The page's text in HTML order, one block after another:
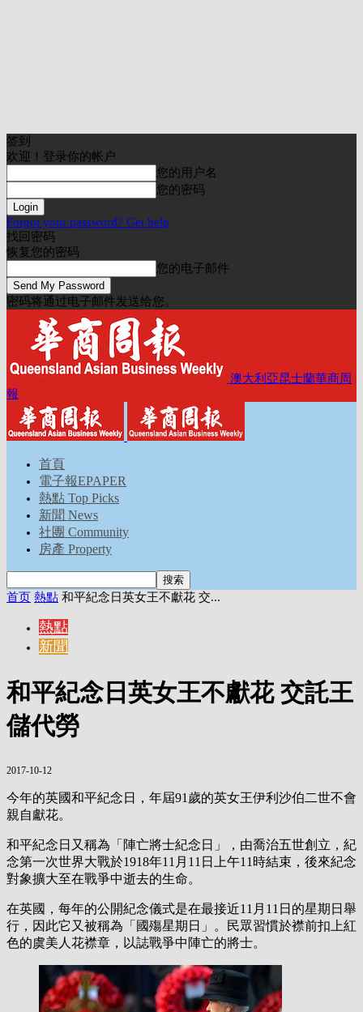
签到
欢迎！登录你的帐户
您的用户名
您的密码
Forgot your password? Get help
找回密码
恢复您的密码
您的电子邮件
密码将通过电子邮件发送给您。
澳大利亞昆士蘭華商周
報
首頁
電子報EPAPER
熱點 Top Picks
新聞 News
社團 Community
房產 Property
首页 熱點 和平紀念日英女王不獻花 交...
熱點
新聞
和平紀念日英女王不獻花 交託王
儲代勞
2017-10-12
今年的英國和平紀念日，年屆91歲的英女王伊利沙伯二世不會
親自獻花。
和平紀念日又稱為「陣亡將士紀念日」，由喬治五世創立，紀
念第一次世界大戰於1918年11月11日上午11時結束，後來紀念
對象擴大至在戰爭中逝去的生命。
在英國，每年的公開紀念儀式是在最接近11月11日的星期日舉
行，因此它又被稱為「國殤星期日」。民眾習慣於襟前扣上紅
色的虞美人花襟章，以誌戰爭中陣亡的將士。